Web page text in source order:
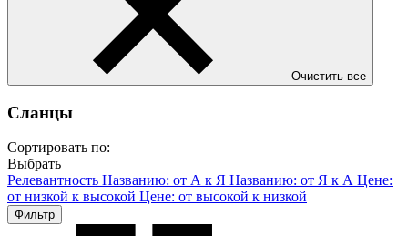
Очистить все
Сланцы
Сортировать по:
Выбрать
Релевантность Названию: от А к Я Названию: от Я к А Цене:
от низкой к высокой Цене: от высокой к низкой
Фильтр